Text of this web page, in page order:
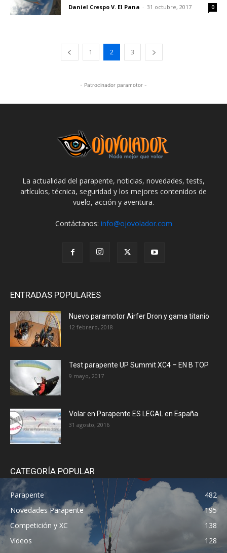
Daniel Crespo V. El Pana - 31 octubre, 2017 0
1 2 3
- Patrocinador paramotor -
La actualidad del parapente, noticias, novedades, tests,
artículos, técnica, seguridad y los mejores contenidos de
vuelo, acción y aventura.
Contáctanos: info@ojovolador.com
ENTRADAS POPULARES
Nuevo paramotor Airfer Dron y gama titanio
12 febrero, 2018
Test parapente UP Summit XC4 – EN B TOP
9 mayo, 2017
Volar en Parapente ES LEGAL en España
31 agosto, 2016
CATEGORÍA POPULAR
Parapente
482
Novedades Parapente
195
Competición y XC
138
Vídeos
128